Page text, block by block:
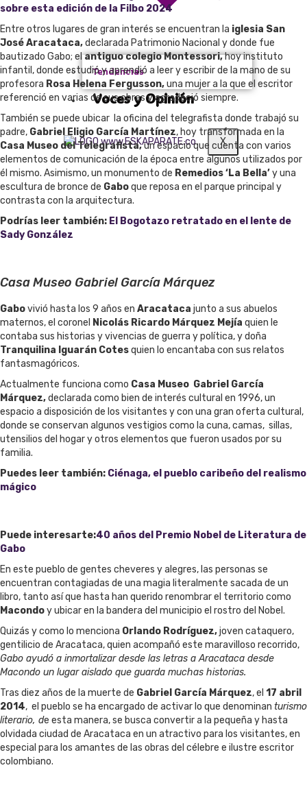
Tendencias
Voces y Opinión
X
sobre esta edición de la Filbo 2024
Entre otros lugares de gran interés se encuentran la iglesia San
José Aracataca,declarada Patrimonio Nacional y donde fue
bautizado Gabo; elantiguo colegio Montessori,hoy instituto
infantil, donde estudió y aprendió a leer y escribir de la mano de su
profesora Rosa Helena Fergusson,una mujer a la que el escritor
referenció en varias de sus obras y agradeció siempre.
También se puede ubicar la oficina del telegrafista donde trabajó su
padre, Gabriel Eligio García Martínez, hoy transformada en la
Casa Museo del Telegrafista,un espacio que cuenta con varios
elementos de comunicación de la época entre algunos utilizados por
él mismo. Asimismo, un monumento de Remedios ‘La Bella’y una
escultura de bronce de Gaboque reposa en el parque principal y
contrasta con la arquitectura.
Podrías leer también: El Bogotazo retratado en el lente de
Sady González
Casa Museo Gabriel García Márquez
Gabovivió hasta los 9 años en Aracataca junto a sus abuelos
maternos, el coronel Nicolás Ricardo Márquez Mejía quien le
contaba sus historias y vivencias de guerra y política, y doña
Tranquilina Iguarán Cotesquien lo encantaba con sus relatos
fantasmagóricos.
Actualmente funciona como Casa Museo Gabriel García
Márquez,declarada como bien de interés cultural en 1996, un
espacio a disposición de los visitantes y con una gran oferta cultural,
donde se conservan algunos vestigios como la cuna, camas, sillas,
utensilios del hogar y otros elementos que fueron usados por su
familia.
Puedes leer también: Ciénaga, el pueblo caribeño del realismo
mágico
Puede interesarte:40 años del Premio Nobel de Literatura de
Gabo
En este pueblo de gentes cheveres y alegres, las personas se
encuentran contagiadas de una magia literalmente sacada de un
libro, tanto así que hasta han querido renombrar el territorio como
Macondoy ubicar en la bandera del municipio el rostro del Nobel.
Quizás y como lo menciona Orlando Rodríguez,joven cataquero,
gentilicio de Aracataca, quien acompañó este maravilloso recorrido,
Gabo ayudó a inmortalizar desde las letras a Aracataca desde
Macondo un lugar aislado que guarda muchas historias.
Tras diez años de la muerte de Gabriel García Márquez, el 17 abril
2014, el pueblo se ha encargado de activar lo que denominan turismo
literario, de esta manera, se busca convertir a la pequeña y hasta
olvidada ciudad de Aracataca en un atractivo para los visitantes, en
especial para los amantes de las obras del célebre e ilustre escritor
colombiano.